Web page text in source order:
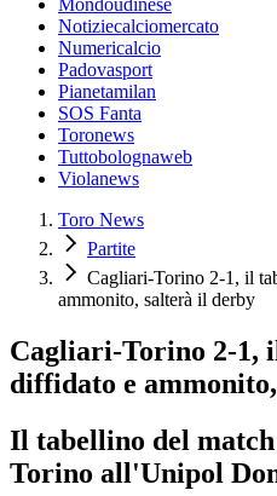
Mondoudinese
Notiziecalciomercato
Numericalcio
Padovasport
Pianetamilan
SOS Fanta
Toronews
Tuttobolognaweb
Violanews
Toro News
Partite
Cagliari-Torino 2-1, il
ammonito, salterà il derby
Cagliari-Torino 2-1,
diffidato e
Il tabellino del
Torino all'Unipol